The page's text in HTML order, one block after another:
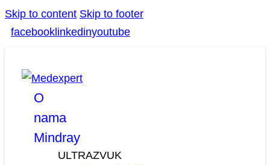
Skip to content Skip to footer
facebook linkedinyoutube
O
nama
Mindray
ULTRAZVUK